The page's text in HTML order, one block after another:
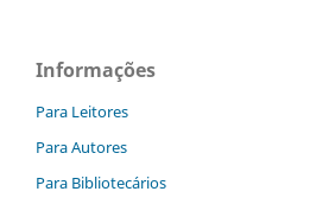
Informações
Para Leitores
Para Autores
Para Bibliotecários